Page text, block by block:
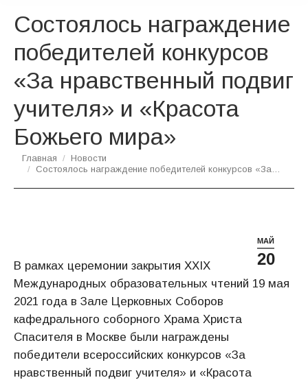
Состоялось награждение
победителей конкурсов
«За нравственный подвиг
учителя» и «Красота
Божьего мира»
Вы здесь:
Главная
Новости
Состоялось награждение победителей конкурсов «За…
МАЙ
20
В рамках церемонии закрытия XXIX
Международных образовательных чтений 19 мая
2021 года в Зале Церковных Соборов
кафедрального соборного Храма Христа
Спасителя в Москве были награждены
победители всероссийских конкурсов «За
нравственный подвиг учителя» и «Красота